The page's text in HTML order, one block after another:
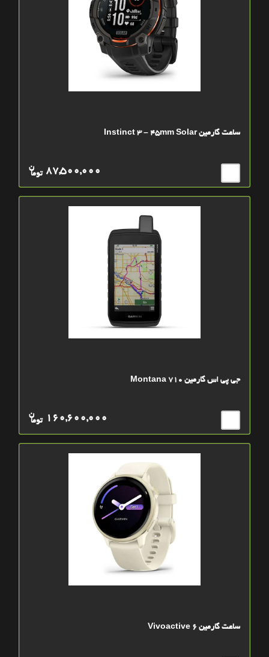
ساعت گارمین Instinct 3 – 45mm Solar
توما
ن 87,500,000
جی پی اس گارمین Montana 710
توما
ن 160,600,000
ساعت گارمین Vivoactive 6